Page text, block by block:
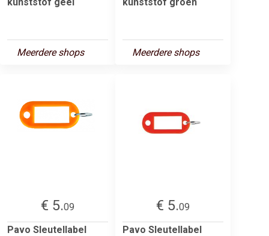
Meerdere shops Meerdere shops
€ 5.09
Pavo Sleutellabel
€ 5.09
Pavo Sleutellabel